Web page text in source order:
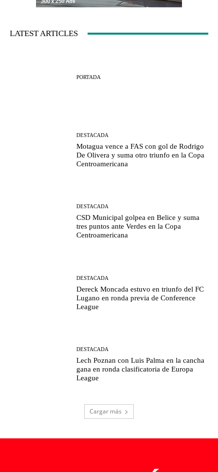
LATEST ARTICLES
PORTADA
DESTACADA
Motagua vence a FAS con gol de Rodrigo
De Olivera y suma otro triunfo en la Copa
Centroamericana
DESTACADA
CSD Municipal golpea en Belice y suma
tres puntos ante Verdes en la Copa
Centroamericana
DESTACADA
Dereck Moncada estuvo en triunfo del FC
Lugano en ronda previa de Conference
League
DESTACADA
Lech Poznan con Luis Palma en la cancha
gana en ronda clasificatoria de Europa
League
Cargar más